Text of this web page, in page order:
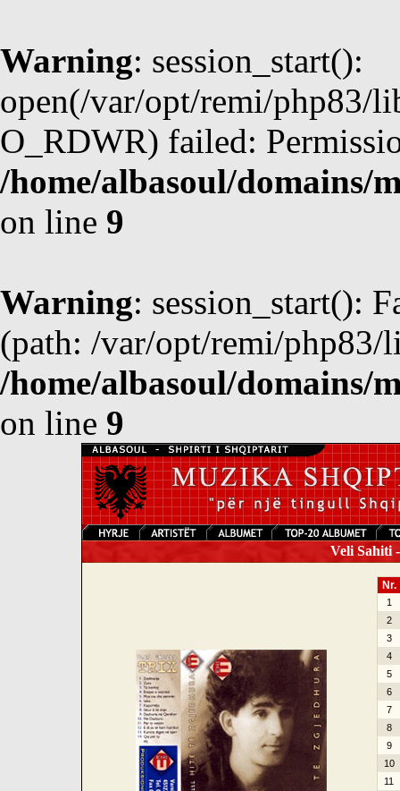
Warning: session_start():
open(/var/opt/remi/php83/
O_RDWR) failed:
/home/albasoul/domains/
on line 9
Warning: session_start():
(path: /var/opt/remi/php83/
/home/albasoul/domains/
on line 9
Veli Sahiti
Nr.
1
2
3
4
5
6
7
8
9
10
11